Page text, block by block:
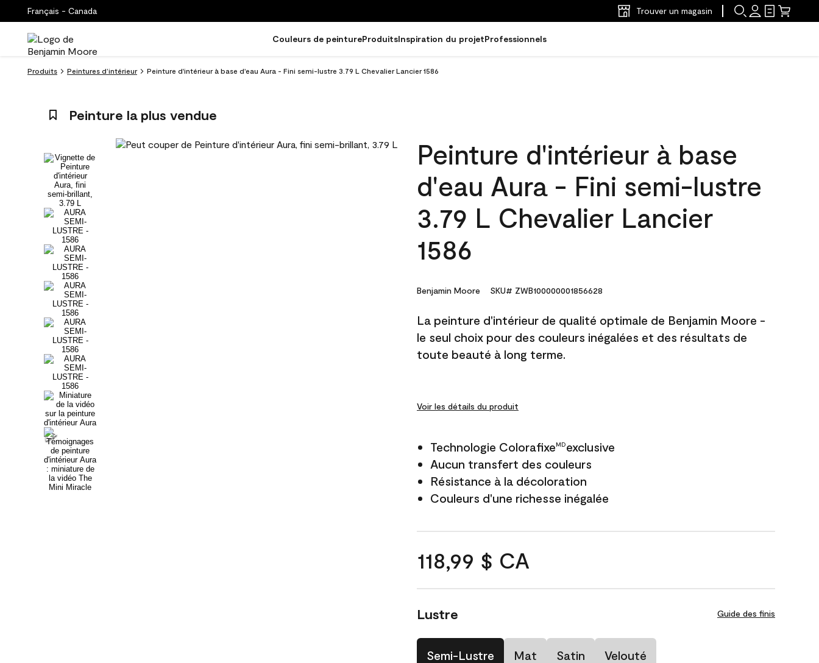
Français - Canada Trouver un magasin
Couleurs de peintureProduitsInspiration du projetProfessionnels
Produits Peintures d’intérieur Peinture d'intérieur à base d'eau Aura - Fini semi-lustre 3.79 L Chevalier Lancier 1586
Peinture la plus vendue
Peinture d'intérieur à base
d'eau Aura - Fini semi-lustre
3.79 L Chevalier Lancier
1586
Benjamin Moore SKU# ZWB100000001856628
La peinture d'intérieur de qualité optimale de Benjamin Moore -
le seul choix pour des couleurs inégalées et des résultats de
toute beauté à long terme.
Voir les détails du produit
Technologie ColorafixeMDexclusive
Aucun transfert des couleurs
Résistance à la décoloration
Couleurs d'une richesse inégalée
118,99 $ CA
Lustre Guide des finis
Semi-Lustre Mat Satin Velouté